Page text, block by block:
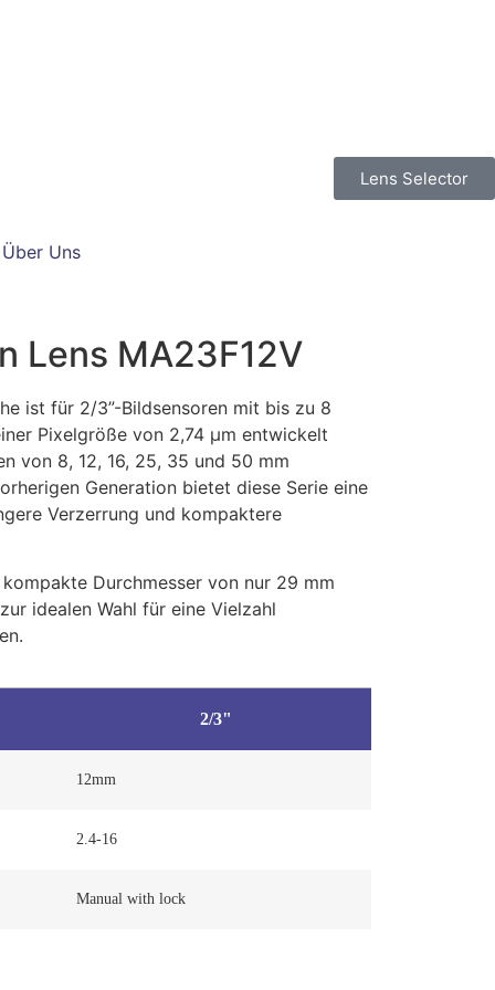
Lens Selector
Über Uns
Lens MA23F12V
ist für 2/3”-Bildsensoren mit bis zu 8
Pixelgröße von 2,74 µm entwickelt
von 8, 12, 16, 25, 35 und 50 mm
Generation bietet diese Serie eine
Verzerrung und kompaktere
Durchmesser von nur 29 mm
idealen Wahl für eine Vielzahl
2/3"
12mm
2.4-16
Manual with lock